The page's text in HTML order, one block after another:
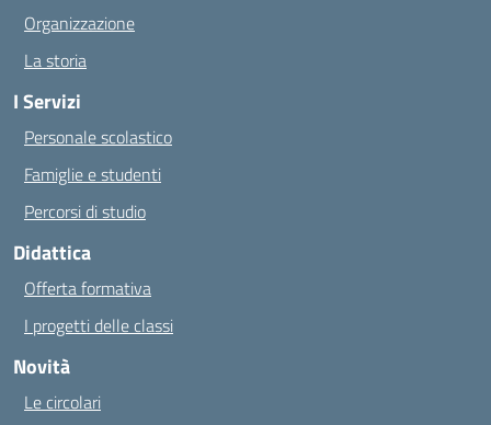
Organizzazione
La storia
I Servizi
Personale scolastico
Famiglie e studenti
Percorsi di studio
Didattica
Offerta formativa
I progetti delle classi
Novità
Le circolari